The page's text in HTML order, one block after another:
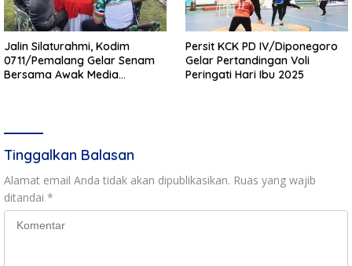
Jalin Silaturahmi, Kodim
0711/Pemalang Gelar Senam
Bersama Awak Media
Persit KCK PD IV/Diponegoro
Gelar Pertandingan Voli
Peringati Hari Ibu 2025
Tinggalkan Balasan
Alamat email Anda tidak akan dipublikasikan. Ruas yang wajib
ditandai *